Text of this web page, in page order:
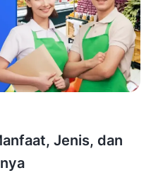
Jenis, dan